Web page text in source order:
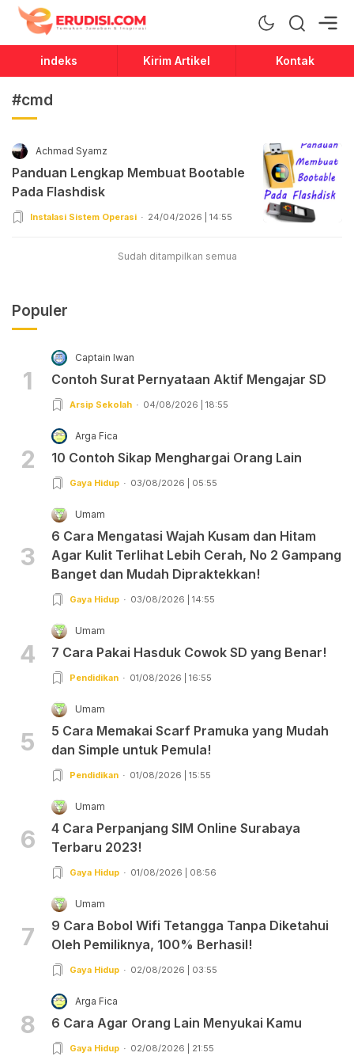
Erudisi
Temukan Jawaban dan Inspirasi
indeks Kirim Artikel Kontak
#cmd
Achmad Syamz
Panduan Lengkap Membuat Bootable
Pada Flashdisk
Instalasi Sistem Operasi 24/04/2026 | 14:55
Sudah ditampilkan semua
Populer
1
Captain Iwan
Contoh Surat Pernyataan Aktif Mengajar SD
Arsip Sekolah 04/08/2026 | 18:55
2
Arga Fica
10 Contoh Sikap Menghargai Orang Lain
Gaya Hidup 03/08/2026 | 05:55
3
Umam
6 Cara Mengatasi Wajah Kusam dan Hitam
Agar Kulit Terlihat Lebih Cerah, No 2 Gampang
Banget dan Mudah Dipraktekkan!
Gaya Hidup 03/08/2026 | 14:55
4
Umam
7 Cara Pakai Hasduk Cowok SD yang Benar!
Pendidikan 01/08/2026 | 16:55
5
Umam
5 Cara Memakai Scarf Pramuka yang Mudah
dan Simple untuk Pemula!
Pendidikan 01/08/2026 | 15:55
6
Umam
4 Cara Perpanjang SIM Online Surabaya
Terbaru 2023!
Gaya Hidup 01/08/2026 | 08:56
7
Umam
9 Cara Bobol Wifi Tetangga Tanpa Diketahui
Oleh Pemiliknya, 100% Berhasil!
Gaya Hidup 02/08/2026 | 03:55
8
Arga Fica
6 Cara Agar Orang Lain Menyukai Kamu
Gaya Hidup 02/08/2026 | 21:55